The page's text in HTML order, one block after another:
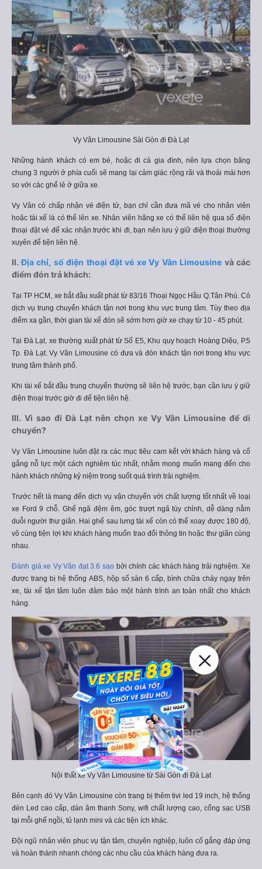
Vy Vân Limousine Sài Gòn đi Đà Lạt
Những hành khách có em bé, hoặc đi cả gia đình, nên lựa chọn băng
chung 3 người ở phía cuối sẽ mang lại cảm giác rộng rãi và thoải mái hơn
so với các ghế lẻ ở giữa xe.
Vy Vân có chấp nhận vé điện tử, bạn chỉ cần đưa mã vé cho nhân viên
hoặc tài xế là có thể lên xe. Nhân viên hãng xe có thể liên hệ qua số điện
thoại đặt vé để xác nhận trước khi đi, bạn nên lưu ý giữ điện thoại thường
xuyên để tiện liên hệ.
II.Địa chỉ, số điện thoại đặt vé xe Vy Vân Limousine và các
điểm đón trả khách:
Tại TP HCM, xe bắt đầu xuất phát từ 83/16 Thoại Ngọc Hầu Q.Tân Phú. Có
dịch vụ trung chuyển khách tận nơi trong khu vực trung tâm. Tùy theo địa
điểm xa gần, thời gian tài xế đón sẽ sớm hơn giờ xe chạy từ 10 - 45 phút.
Tại Đà Lạt, xe thường xuất phát từ Số E5, Khu quy hoạch Hoàng Diệu, P.5
Tp. Đà Lạt. Vy Vân Limousine có đưa và đón khách tận nơi trong khu vực
trung tâm thành phố.
Khi tài xế bắt đầu trung chuyển thường sẽ liên hệ trước, bạn cần lưu ý giữ
điện thoại trước giờ đi để tiện liên hệ.
III. Vì sao đi Đà Lạt nên chọn xe Vy Vân Limousine để di
chuyển?
Vy Vân Limousine luôn đặt ra các mục tiêu cam kết với khách hàng và cố
gắng nỗ lực một cách nghiêm túc nhất, nhằm mong muốn mang đến cho
hành khách những kỷ niệm trong suốt quá trình trải nghiệm.
Trước hết là mang đến dịch vụ vận chuyển với chất lượng tốt nhất về loại
xe Ford 9 chỗ. Ghế ngã đệm êm, góc trượt ngã tùy chỉnh, dễ dàng nằm
duỗi người thư giãn. Hai ghế sau lưng tài xế còn có thể xoay được 180 độ,
vô cùng tiện lợi khi khách hàng muốn trao đổi thông tin hoặc thư giãn cùng
nhau.
Đánh giá xe Vy Vân đạt 3.6 sao bởi chính các khách hàng trải nghiệm. Xe
được trang bị hệ thống ABS, hộp số sàn 6 cấp, bình chữa cháy ngay trên
xe, tài xế tận tâm luôn đảm bảo một hành trình an toàn nhất cho khách
hàng.
Nội thất xe Vy Vân Limousine từ Sài Gòn đi Đà Lạt
Bên cạnh đó Vy Vân Limousine còn trang bị thêm tivi led 19 inch, hệ thống
đèn Led cao cấp, dàn âm thanh Sony, wifi chất lượng cao, cổng sạc USB
tại mỗi ghế ngồi, tủ lạnh mini và các tiện ích khác.
Đội ngũ nhân viên phục vụ tận tâm, chuyên nghiệp, luôn cố gắng đáp ứng
và hoàn thành nhanh chóng các nhu cầu của khách hàng đưa ra.